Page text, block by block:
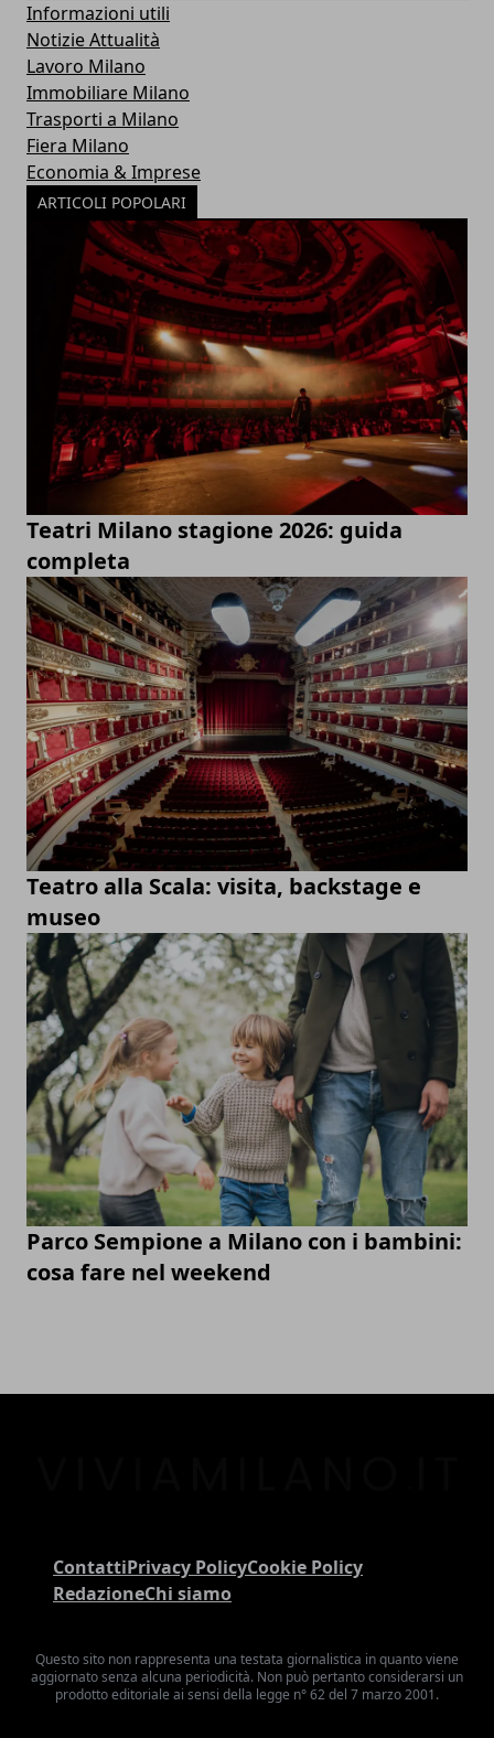
Informazioni utili
Notizie Attualità
Lavoro Milano
Immobiliare Milano
Trasporti a Milano
Fiera Milano
Economia & Imprese
ARTICOLI POPOLARI
Teatri Milano stagione 2026: guida
completa
Teatro alla Scala: visita, backstage e
museo
Parco Sempione a Milano con i bambini:
cosa fare nel weekend
ContattiPrivacy PolicyCookie Policy
RedazioneChi siamo
Questo sito non rappresenta una testata giornalistica in quanto viene
aggiornato senza alcuna periodicità. Non può pertanto considerarsi un
prodotto editoriale ai sensi della legge n° 62 del 7 marzo 2001.